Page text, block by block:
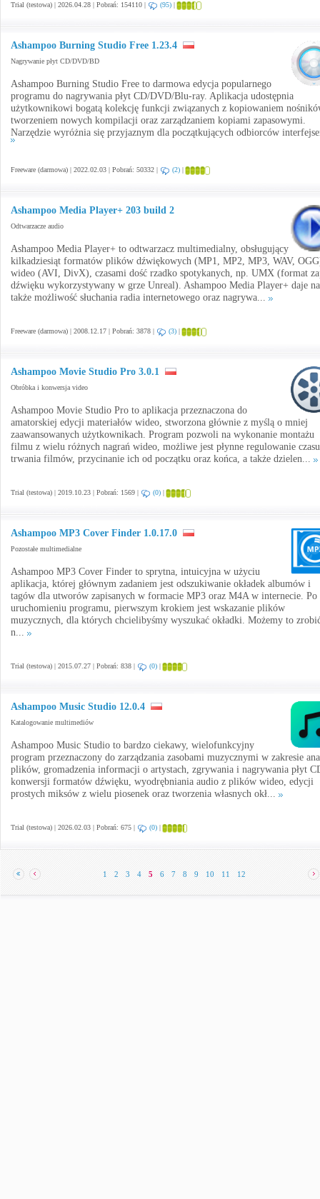
Trial (testowa) | 2026.04.28 | Pobrań: 154110 | (95) |
Ashampoo Burning Studio Free 1.23.4
Nagrywanie płyt CD/DVD/BD
Ashampoo Burning Studio Free to darmowa edycja popularnego
programu do nagrywania płyt CD/DVD/Blu-ray. Aplikacja udostępnia
użytkownikowi bogatą kolekcję funkcji związanych z kopiowaniem
tworzeniem nowych kompilacji oraz zarządzaniem kopiami zapasowymi.
Narzędzie wyróżnia się przyjaznym dla początkujących odbiorców
Freeware (darmowa) | 2022.02.03 | Pobrań: 50332 | (2) |
Ashampoo Media Player+ 203 build 2
Odtwarzacze audio
Ashampoo Media Player+ to odtwarzacz multimedialny, obsługujący
kilkadziesiąt formatów plików dźwiękowych (MP1, MP2, MP3, WAV,
wideo (AVI, DivX), czasami dość rzadko spotykanych, np. UMX (format
dźwięku wykorzystywany w grze Unreal). Ashampoo Media Player+ daje
także możliwość słuchania radia internetowego oraz nagrywa...
Freeware (darmowa) | 2008.12.17 | Pobrań: 3878 | (3) |
Ashampoo Movie Studio Pro 3.0.1
Obróbka i konwersja video
Ashampoo Movie Studio Pro to aplikacja przeznaczona do
amatorskiej edycji materiałów wideo, stworzona głównie z myślą o mniej
zaawansowanych użytkownikach. Program pozwoli na wykonanie montażu
filmu z wielu różnych nagrań wideo, możliwe jest płynne regulowanie czasu
trwania filmów, przycinanie ich od początku oraz końca, a także dzielen...
Trial (testowa) | 2019.10.23 | Pobrań: 1569 | (0) |
Ashampoo MP3 Cover Finder 1.0.17.0
Pozostałe multimedialne
Ashampoo MP3 Cover Finder to sprytna, intuicyjna w użyciu
aplikacja, której głównym zadaniem jest odszukiwanie okładek albumów i
tagów dla utworów zapisanych w formacie MP3 oraz M4A w internecie. Po
uruchomieniu programu, pierwszym krokiem jest wskazanie plików
muzycznych, dla których chcielibyśmy wyszukać okładki. Możemy to
n...
Trial (testowa) | 2015.07.27 | Pobrań: 838 | (0) |
Ashampoo Music Studio 12.0.4
Katalogowanie multimediów
Ashampoo Music Studio to bardzo ciekawy, wielofunkcyjny
program przeznaczony do zarządzania zasobami muzycznymi w zakresie
plików, gromadzenia informacji o artystach, zgrywania i nagrywania płyt
konwersji formatów dźwięku, wyodrębniania audio z plików wideo, edycji
prostych miksów z wielu piosenek oraz tworzenia własnych okł...
Trial (testowa) | 2026.02.03 | Pobrań: 675 | (0) |
1 2 3 4 5 6 7 8 9 10 11 12